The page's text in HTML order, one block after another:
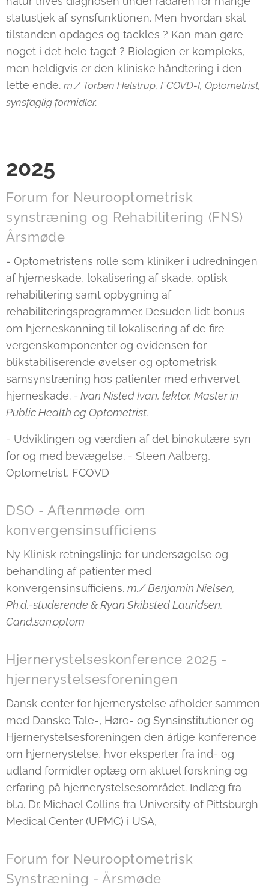
statustjek af synsfunktionen. Men hvordan skal
tilstanden opdages og tackles ? Kan man gøre
noget i det hele taget ? Biologien er kompleks,
men heldigvis er den kliniske håndtering i den
lette ende. m./ Torben Helstrup, FCOVD-I, Optometrist,
synsfaglig formidler.
2025
Forum for Neurooptometrisk
synstræning og Rehabilitering (FNS)
Årsmøde
- Optometristens rolle som kliniker i udredningen
af hjerneskade, lokalisering af skade, optisk
rehabilitering samt opbygning af
rehabiliteringsprogrammer. Desuden lidt bonus
om hjerneskanning til lokalisering af de fire
vergenskomponenter og evidensen for
blikstabiliserende øvelser og optometrisk
samsynstræning hos patienter med erhvervet
hjerneskade. - Ivan Nisted Ivan, lektor, Master in
Public Health og Optometrist.
- Udviklingen og værdien af det binokulære syn
for og med bevægelse. - Steen Aalberg,
Optometrist, FCOVD
DSO - Aftenmøde om
konvergensinsufficiens
Ny Klinisk retningslinje for undersøgelse og
behandling af patienter med
konvergensinsufficiens. m./ Benjamin Nielsen,
Ph.d.-studerende & Ryan Skibsted Lauridsen,
Cand.san.optom
Hjernerystelseskonference 2025 -
hjernerystelsesforeningen
Dansk center for hjernerystelse afholder sammen
med Danske Tale-, Høre- og Synsinstitutioner og
Hjernerystelsesforeningen den årlige konference
om hjernerystelse, hvor eksperter fra ind- og
udland formidler oplæg om aktuel forskning og
erfaring på hjernerystelsesområdet. Indlæg fra
bl.a. Dr. Michael Collins fra University of Pittsburgh
Medical Center (UPMC) i USA,
Forum for Neurooptometrisk
Synstræning - Årsmøde